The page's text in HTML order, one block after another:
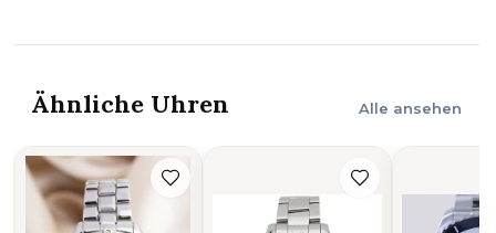
Ähnliche Uhren Alle ansehen